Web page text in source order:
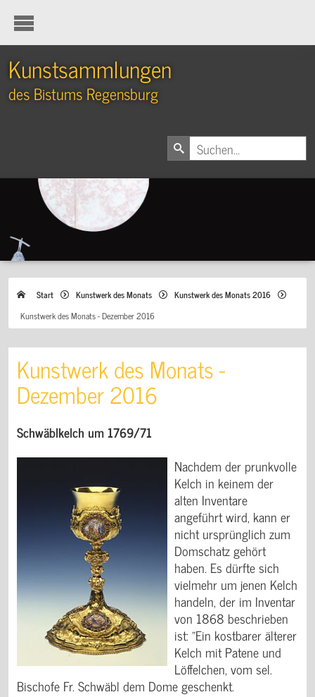
Kunstsammlungen
des Bistums Regensburg
Start Kunstwerk des Monats
Kunstwerk des Monats 2016
Kunstwerk des Monats - Dezember 2016
Kunstwerk des Monats -
Dezember 2016
Schwäblkelch um 1769/71
Nachdem der prunkvolle
Kelch in keinem der
alten Inventare
angeführt wird, kann er
nicht ursprünglich zum
Domschatz gehört
haben. Es dürfte sich
vielmehr um jenen Kelch
handeln, der im Inventar
von 1868 beschrieben
ist: "Ein kostbarer älterer
Kelch mit Patene und
Löffelchen, vom sel.
Bischofe Fr. Schwäbl dem Dome geschenkt.